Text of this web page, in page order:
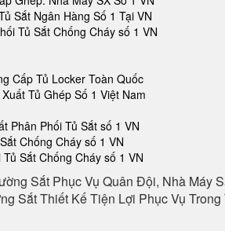
Sắt Ngân Hàng Số 1 Tại VN
Tủ Sắt Chống Cháy số 1 VN
Cấp Tủ Locker Toàn Quốc
Tủ Ghép Số 1 Việt Nam
Phân Phối Tủ Sắt số 1 VN
Chống Cháy số 1 VN
Sắt Chống Cháy số 1 VN
Sắt Phục Vụ Quân Đội, Nhà Máy
Sắt Thiết Kế Tiện Lợi Phục Vụ